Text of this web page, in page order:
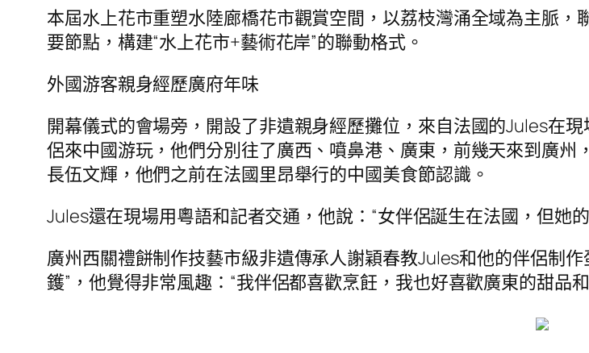
本屆水上花市重塑水陸廊橋花市觀賞空間，以荔枝灣涌全域為主脈
要節點，構建“水上花市+藝術花岸”的聯動格式。
外國游客親身經歷廣府年味
開幕儀式的會場旁，開設了非遺親身經歷攤位，來自法國的Jules在
侶來中國游玩，他們分別往了廣西、噴鼻港、廣東，前幾天來到廣州
長伍文輝，他們之前在法國里昂舉行的中國美食節認識。
Jules還在現場用粵語和記者交通，他說：“女伴侶誕生在法國，但她
廣州西關禮餅制作技藝市級非遺傳承人謝穎春教Jules和他的伴侶制
鑊”，他覺得非常風趣：“我伴侶都喜歡烹飪，我也好喜歡廣東的甜品